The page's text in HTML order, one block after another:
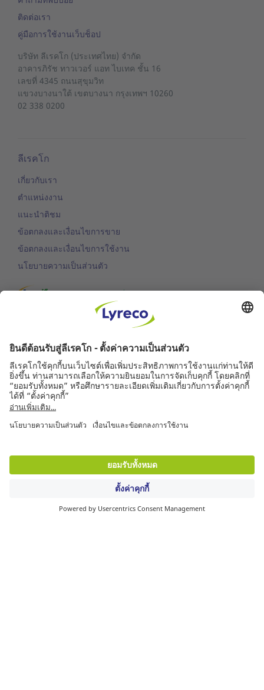
ติดต่อเรา
คู่มือการใช้งานเว็บช็อป
บริษัท ลีเรคโก (ประเทศไทย) จำกัด
อาคารภิรัช ทาวเวอร์ แอท ไบเทค ชั้น 16
เลขที่ 4345 ถนนสุขุมวิท
แขวงบางนาใต้ เขตบางนา กรุงเทพฯ 10260
02 338 0200
ลีเรคโก
เกี่ยวกับเรา
ตำแหน่งงาน
แนะนำติชม
ข้อตกลงและเงื่อนไขการขาย
ข้อตกลงและเงื่อนไขการใช้งาน
นโยบายความเป็นส่วนตัว
การพัฒนาอย่างยั่งยืน
การสนับสนุนลูกค้า
บริการจัดส่งฟรี
สำหรับทุกคำสั่งซื้อ
จัดส่งในวันทำการถัดไป
สำหรับคำสั่งซื้อก่อนเวลา 18.00 น.
สามารถส่งคืนสินค้าได้ฟรี
ข้อมูลเพิ่มเติม
ข่าวลีเรคโก